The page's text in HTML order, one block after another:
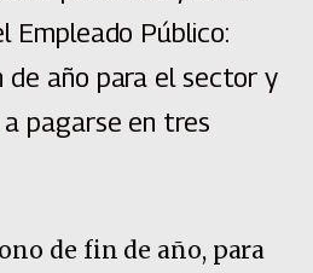
Empleado Público:
de año para el sector y
pagarse en tres
de fin de año, para